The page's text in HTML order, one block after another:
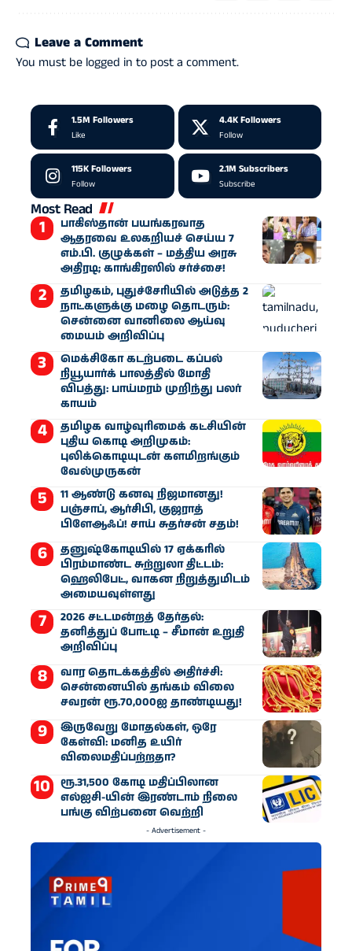
Leave a Comment
You must be logged in to post a comment.
1.5M Followers
Like
4.4K Followers
Follow
115KFollowers
Follow
2.1M Subscribers
Subscribe
Most Read
பாகிஸ்தான் பயங்கரவாத
ஆதரவை உலகறியச் செய்ய 7
எம்.பி. குழுக்கள் – மத்திய அரசு
அதிரடி; காங்கிரஸில் சர்ச்சை!
தமிழகம், புதுச்சேரியில் அடுத்த 2
நாட்களுக்கு மழை தொடரும்:
சென்னை வானிலை ஆய்வு
மையம் அறிவிப்பு
மெக்சிகோ கடற்படை கப்பல்
நியூயார்க் பாலத்தில் மோதி
விபத்து: பாய்மரம் முறிந்து பலர்
காயம்
தமிழக வாழ்வுரிமைக் கட்சியின்
புதிய கொடி அறிமுகம்:
புலிக்கொடியுடன் களமிறங்கும்
வேல்முருகன்
11 ஆண்டு கனவு நிஜமானது!
பஞ்சாப், ஆர்சிபி, குஜராத்
பிளேஆஃப்! சாய் சுதர்சன் சதம்!
தனுஷ்கோடியில் 17 ஏக்கரில்
பிரம்மாண்ட சுற்றுலா திட்டம்:
ஹெலிபேட், வாகன நிறுத்துமிடம்
அமையவுள்ளது
2026 சட்டமன்றத் தேர்தல்:
தனித்துப் போட்டி – சீமான் உறுதி
அறிவிப்பு
வார தொடக்கத்தில் அதிர்ச்சி:
சென்னையில் தங்கம் விலை
சவரன் ரூ.70,000ஐ தாண்டியது!
இருவேறு மோதல்கள், ஒரே
கேள்வி: மனித உயிர்
விலைமதிப்பற்றதா?
ரூ.31,500 கோடி மதிப்பிலான
எல்ஐசி-​யின் இரண்​டாம் நிலை
பங்கு விற்பனை வெற்றி
- Advertisement -